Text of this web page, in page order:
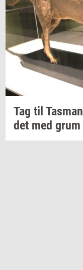
Tag til
det med grum